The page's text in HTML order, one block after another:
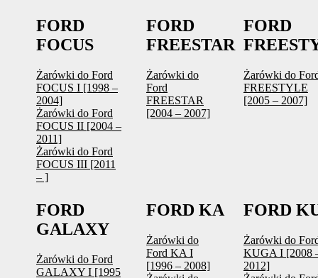
FORD
FOCUS
Żarówki do Ford
FOCUS I [1998 –
2004]
Żarówki do Ford
FOCUS II [2004 –
2011]
Żarówki do Ford
FOCUS III [2011
– ]
FORD
FREESTAR
Żarówki do
Ford
FREESTAR
[2004 – 2007]
FORD
Żarówki do
FREESTYLE
[2005 – 2007]
FORD
GALAXY
Żarówki do Ford
GALAXY I [1995
FORD KA
Żarówki do
Ford KA I
[1996 – 2008]
FORD
Żarówki do
KUGA I [2008
2012]